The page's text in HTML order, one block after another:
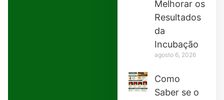
Melhorar os
Resultados
da
Incubação
agosto 6, 2026
Como
Saber se o